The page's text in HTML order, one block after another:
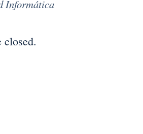
Informática
closed.